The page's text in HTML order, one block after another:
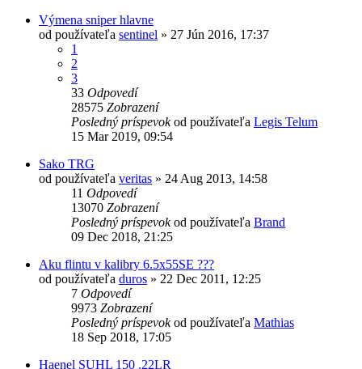
Výmena sniper hlavne
od používateľa sentinel » 27 Jún 2016, 17:37
1
2
3
33 Odpovedí
28575 Zobrazení
Posledný príspevokod používateľa Legis Telum
15 Mar 2019, 09:54
Sako TRG
od používateľa veritas » 24 Aug 2013, 14:58
11 Odpovedí
13070 Zobrazení
Posledný príspevokod používateľa Brand
09 Dec 2018, 21:25
Aku flintu v kalibry 6.5x55SE ???
od používateľa duros » 22 Dec 2011, 12:25
7 Odpovedí
9973 Zobrazení
Posledný príspevokod používateľa Mathias
18 Sep 2018, 17:05
Haenel SUHL 150 .22LR